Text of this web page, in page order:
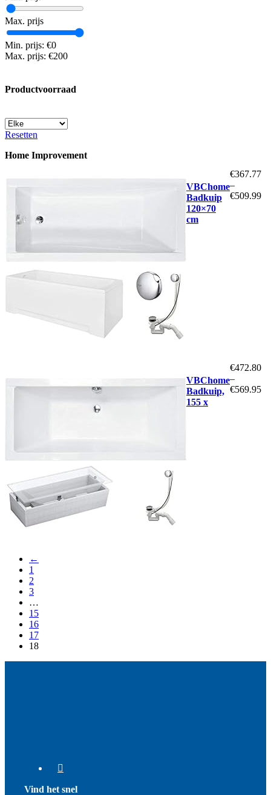
Max. prijs
Min. prijs: €0
Max. prijs: €200
Productvoorraad
Resetten
Home Improvement
VBChome
Badkuip
120×70
cm
€367.77
–
€509.99
VBChome
Badkuip,
155 x
€472.80
–
€569.95
←
1
2
3
…
15
16
17
18
Vind het snel